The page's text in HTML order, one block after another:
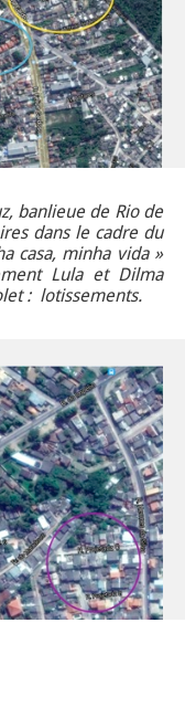
banlieue de Rio de
dans le cadre du
casa, minha vida »
Lula et Dilma
: lotissements.